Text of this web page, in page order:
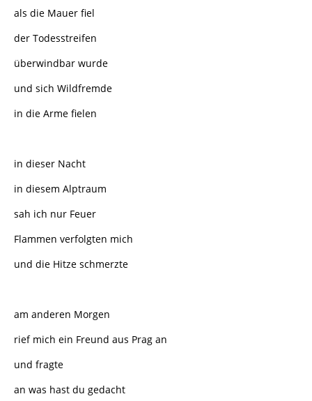
als die Mauer fiel
der Todesstreifen
überwindbar wurde
und sich Wildfremde
in die Arme fielen
in dieser Nacht
in diesem Alptraum
sah ich nur Feuer
Flammen verfolgten mich
und die Hitze schmerzte
am anderen Morgen
rief mich ein Freund aus Prag an
und fragte
an was hast du gedacht